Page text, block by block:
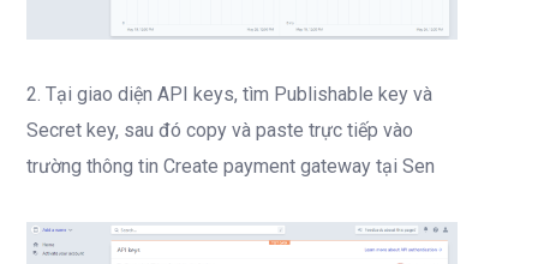
2. Tại giao diện API keys, tìm Publishable key và
Secret key, sau đó copy và paste trực tiếp vào
trường thông tin Create payment gateway tại Sen